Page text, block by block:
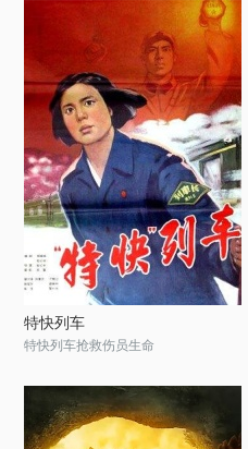
特快列车
特快列车抢救伤员生命